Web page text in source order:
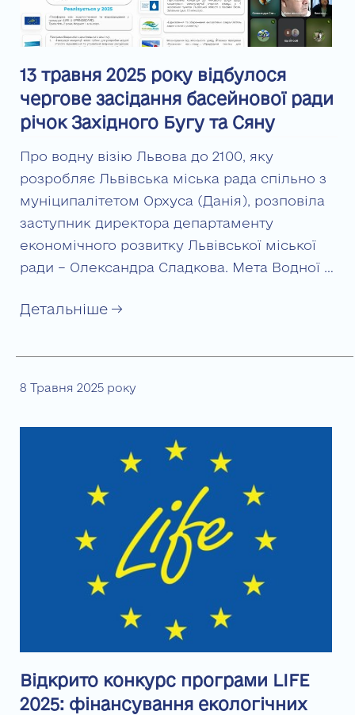
13 травня 2025 року відбулося
чергове засідання басейнової ради
річок Західного Бугу та Сяну
Про водну візію Львова до 2100, яку
розробляє Львівська міська рада спільно з
муніципалітетом Орхуса (Данія), розповіла
заступник директора департаменту
економічного розвитку Львівської міської
ради – Олександра Сладкова. Мета Водної …
Детальніше →
8 Травня 2025 року
Відкрито конкурс програми LIFE
2025: фінансування екологічних